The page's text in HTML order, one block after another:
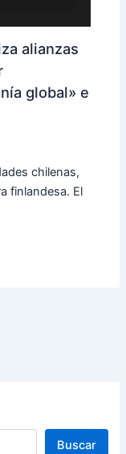
alianzas
global» e
chilenas,
finlandesa. El
Buscar